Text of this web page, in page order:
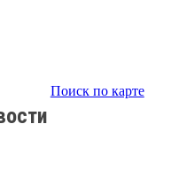
Поиск по карте